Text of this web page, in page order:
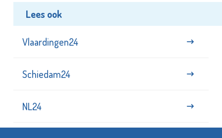
Lees ook
Vlaardingen24
Schiedam24
NL24